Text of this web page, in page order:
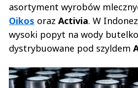
asortyment wyrobów
Oikos oraz Activia. W
wysoki popyt na wody
dystrybuowane pod szyldem